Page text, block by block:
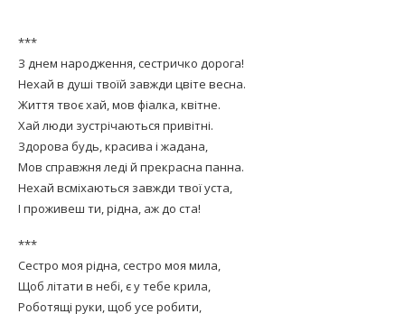
***
З днем народження, сестричко дорога!
Нехай в душі твоїй завжди цвіте весна.
Життя твоє хай, мов фіалка, квітне.
Хай люди зустрічаються привітні.
Здорова будь, красива і жадана,
Мов справжня леді й прекрасна панна.
Нехай всміхаються завжди твої уста,
І проживеш ти, рідна, аж до ста!
***
Сестро моя рідна, сестро моя мила,
Щоб літати в небі, є у тебе крила,
Роботящі руки, щоб усе робити,